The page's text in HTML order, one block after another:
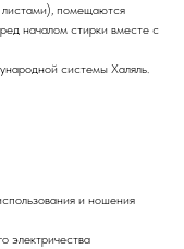
листами), помещаются
началом стирки вместе с
системы Халяль.
и ношения
электричества